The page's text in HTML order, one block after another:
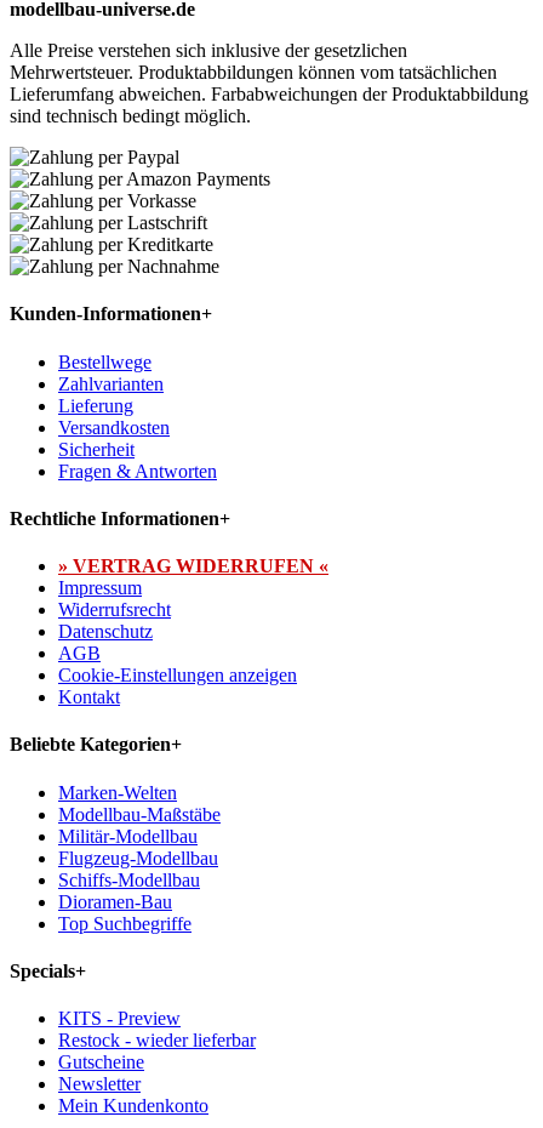
modellbau-universe.de
Alle Preise verstehen sich inklusive der gesetzlichen
Mehrwertsteuer. Produktabbildungen können vom tatsächlichen
Lieferumfang abweichen. Farbabweichungen der Produktabbildung
sind technisch bedingt möglich.
Kunden-Informationen+
Bestellwege
Zahlvarianten
Lieferung
Versandkosten
Sicherheit
Fragen & Antworten
Rechtliche Informationen+
» VERTRAG WIDERRUFEN «
Impressum
Widerrufsrecht
Datenschutz
AGB
Cookie-Einstellungen anzeigen
Kontakt
Beliebte Kategorien+
Marken-Welten
Modellbau-Maßstäbe
Militär-Modellbau
Flugzeug-Modellbau
Schiffs-Modellbau
Dioramen-Bau
Top Suchbegriffe
Specials+
KITS - Preview
Restock - wieder lieferbar
Gutscheine
Newsletter
Mein Kundenkonto